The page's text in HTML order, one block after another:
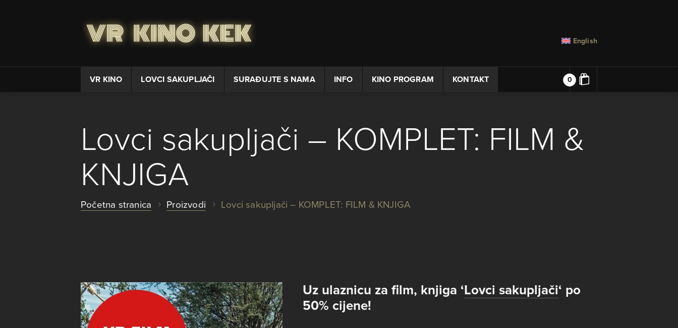
0
VR KINO LOVCI SAKUPLJAČI SURAĐUJTE S NAMA INFO KINO PROGRAM KONTAKT
English
Lovci sakupljači – KOMPLET: FILM &
KNJIGA
Početna stranica Proizvodi Lovci sakupljači – KOMPLET: FILM & KNJIGA
Uz ulaznicu za film, knjiga ‘Lovci sakupljači‘ po
50% cijene!